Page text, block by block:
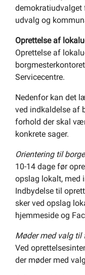
demokratiudvalget
udvalg og
Oprettelse af
Oprettelse af
Servicecentre.
Nedenfor kan det
ved indkaldelse af
forhold der skal
konkrete sager.
Orientering til
10-14 dage før
opslag lokalt, med
Indbydelse til
sker ved opslag
hjemmeside og
Møder med valg til
Ved
der møder med